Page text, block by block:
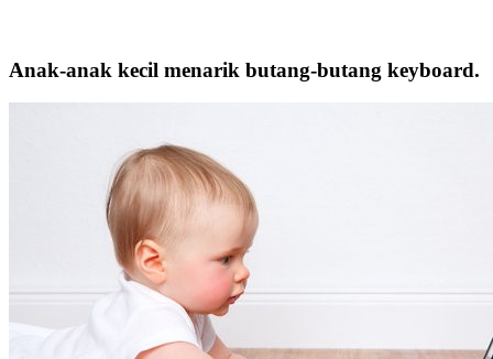
Anak-anak kecil menarik butang-butang keyboard.